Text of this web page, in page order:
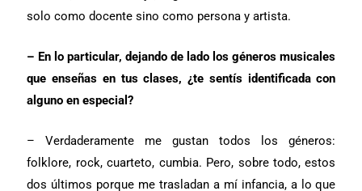
solo como docente sino como persona y artista.
– En lo particular, dejando de lado los géneros musicales
que enseñas en tus clases, ¿te sentís identificada con
alguno en especial?
– Verdaderamente me gustan todos los géneros:
folklore, rock, cuarteto, cumbia. Pero, sobre todo, estos
dos últimos porque me trasladan a mí infancia, a lo que